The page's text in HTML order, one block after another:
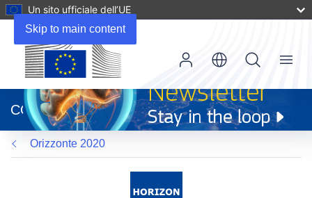
Skip to main content
Un sito ufficiale dell’UE
apre
in
una
nuova
finestra)
CORDIS
Menu
Orizzonte 2020